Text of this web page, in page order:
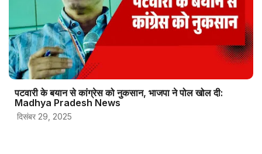
पटवारी के बयान से कांग्रेस को नुकसान, भाजपा ने पोल खोल दी:
Madhya Pradesh News
दिसंबर 29, 2025